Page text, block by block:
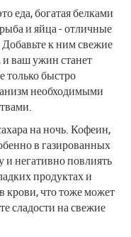
еда, богатая белками
и яйца - отличные
к ним свежие
ваш ужин станет
только быстро
необходимыми
на ночь. Кофеин,
в газированных
и негативно повлиять
продуктах и
крови, что тоже может
сладости на свежие